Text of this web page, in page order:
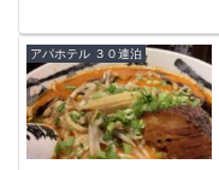
アパホテル ３０連泊